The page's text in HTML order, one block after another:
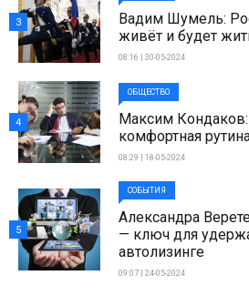
Вадим Шумель:
живёт и будет
08:16 | 30-05-2024
3
ОБЩЕСТВО
Максим Кондаков:
комфортная
08:29 | 18-05-2024
4
СОБЫТИЯ
Александра
— ключ для
автолизинге
09:07 | 24-05-2024
5